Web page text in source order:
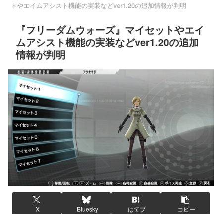
トやエイムアシスト機能の実装などver1.20の追加情報が判明
『フリーダムウォーズ』マイセットやエイ
ムアシスト機能の実装などver1.20の追加
情報が判明
X Bluesky はてブ コピー